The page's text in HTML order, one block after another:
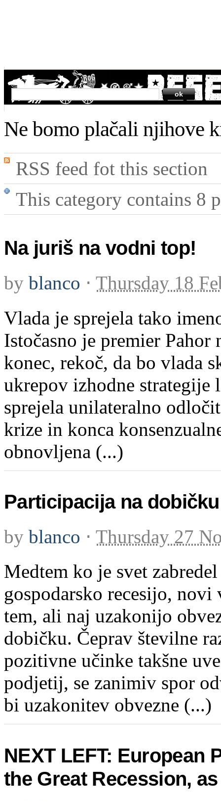
SEARCH
Ne bomo plačali njihove
RSS feed fot this section
This category contains 8
Na juriš na vodni top!
by blanco ⋅ Thursday 18
Vlada je sprejela tako
Istočasno je premier
konec, rekoč, da bo vlada
ukrepov izhodne strategije
sprejela unilateralno
krize in konca
obnovljena (...)
Participacija na
by blanco ⋅ Thursday 27
Medtem ko je svet
gospodarsko recesijo,
tem, ali naj uzakonijo
dobičku. Čeprav številne
pozitivne učinke takšne
podjetij, se zanimiv spor
bi uzakonitev obvezne (...)
NEXT LEFT: European
the Great Recession,